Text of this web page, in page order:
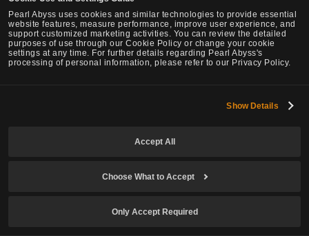
Pearl Abyss uses cookies and similar technologies to provide essential
website features, measure performance, improve user experience, and
support customized marketing activities. You can review the detailed
purposes of use through our Cookie Policy or change your cookie
settings at any time. For further details regarding Pearl Abyss's
processing of personal information, please refer to our Privacy Policy.
Show Details
Accept All
Choose What to Accept
Only Accept Required
1타격 4125% x 2
2타격 4125% x 1, 최대 2타
1타격 4826% x 2
2타격 4826% x 1, 최대 2타
격
율 : 43.01%